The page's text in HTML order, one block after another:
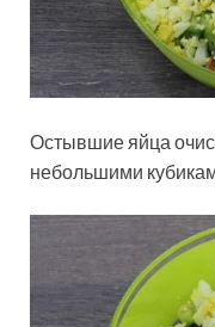
Остывшие яйца
небольшими